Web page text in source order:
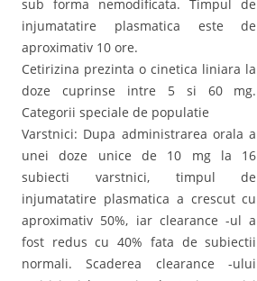
sub forma nemodificata. Timpul de
injumatatire plasmatica este de
aproximativ 10 ore.
Cetirizina prezinta o cinetica liniara la
doze cuprinse intre 5 si 60 mg.
Categorii speciale de populatie
Varstnici: Dupa administrarea orala a
unei doze unice de 10 mg la 16
subiecti varstnici, timpul de
injumatatire plasmatica a crescut cu
aproximativ 50%, iar clearance -ul a
fost redus cu 40% fata de subiectii
normali. Scaderea clearance -ului